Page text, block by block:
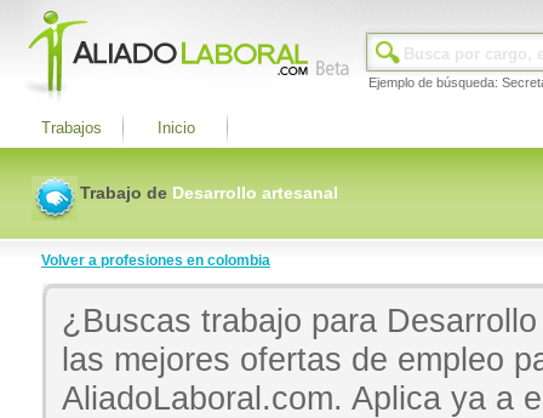
Ejemplo de búsqueda:
Trabajos Inicio
Trabajo de Desarrollo artesanal
Volver a profesiones en colombia
¿Buscas trabajo para
las mejores ofertas de empleo
AliadoLaboral.com. Aplica ya a